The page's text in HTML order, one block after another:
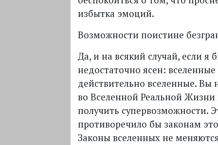
избытка эмоций.
Возможности поистине
Да, и на всякий случай, если я
недостаточно ясен:
действительно вселенные. Вы
во Вселенной Реальной Жизни
получить супервозможности.
противоречило бы законам
Законы вселенных не